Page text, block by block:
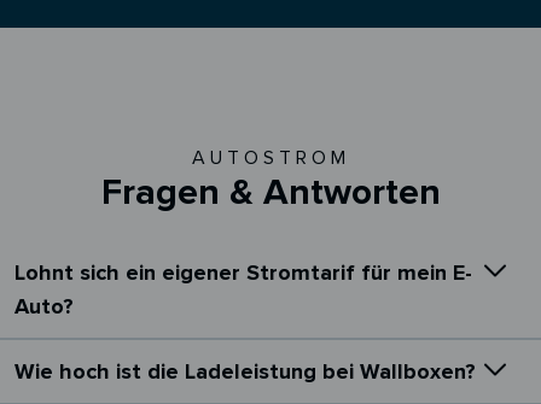
AUTOSTROM
Fragen & Antworten
Lohnt sich ein eigener Stromtarif für mein E-
Auto?
Wie hoch ist die Ladeleistung bei Wallboxen?